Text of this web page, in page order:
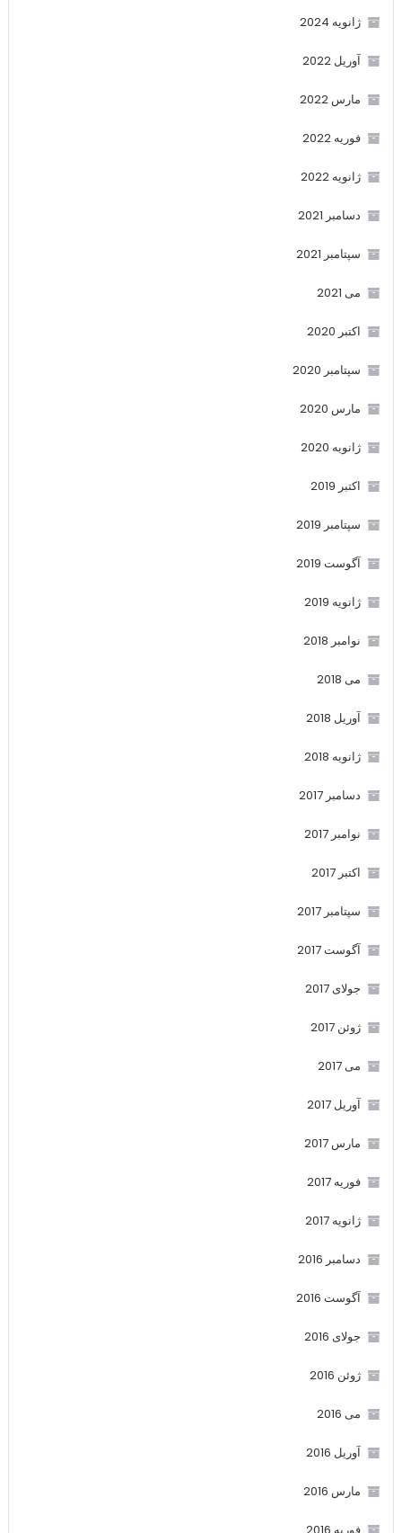
ژانویه 2024
آوریل 2022
مارس 2022
فوریه 2022
ژانویه 2022
دسامبر 2021
سپتامبر 2021
می 2021
اکتبر 2020
سپتامبر 2020
مارس 2020
ژانویه 2020
اکتبر 2019
سپتامبر 2019
آگوست 2019
ژانویه 2019
نوامبر 2018
می 2018
آوریل 2018
ژانویه 2018
دسامبر 2017
نوامبر 2017
اکتبر 2017
سپتامبر 2017
آگوست 2017
جولای 2017
ژوئن 2017
می 2017
آوریل 2017
مارس 2017
فوریه 2017
ژانویه 2017
دسامبر 2016
آگوست 2016
جولای 2016
ژوئن 2016
می 2016
آوریل 2016
مارس 2016
فوریه 2016